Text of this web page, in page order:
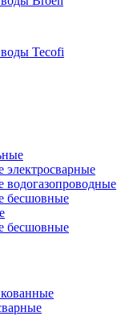
Tecofi
электросварные
водогазопроводные
бесшовные
бесшовные